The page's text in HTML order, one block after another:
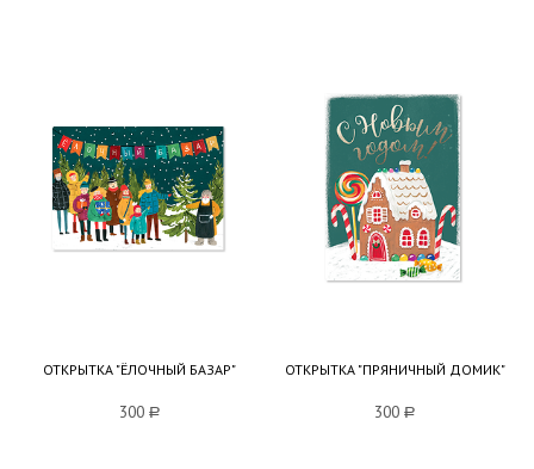
ОТКРЫТКА "ЁЛОЧНЫЙ БАЗАР"
300 a
ОТКРЫТКА "ПРЯНИЧНЫЙ ДОМИК"
300 a